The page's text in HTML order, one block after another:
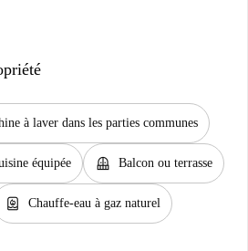
à laver dans les parties communes
équipée balcony Balcon ou terrasse
water_heater Chauffe-eau à gaz naturel